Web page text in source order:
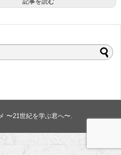
〜21世紀を学ぶ君へ〜